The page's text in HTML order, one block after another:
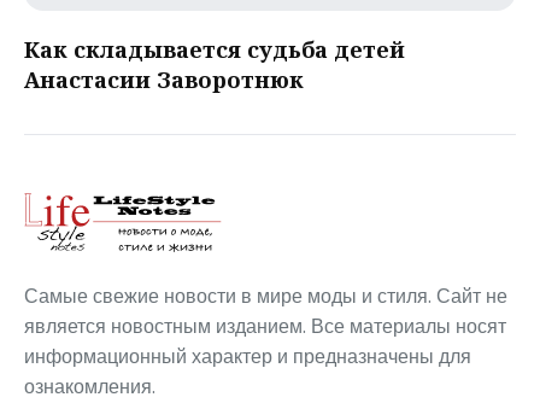
Как складывается судьба детей
Анастасии Заворотнюк
Самые свежие новости в мире моды и стиля. Сайт не
является новостным изданием. Все материалы носят
информационный характер и предназначены для
ознакомления.